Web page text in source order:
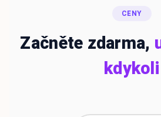
CENY
Začněte zdarma,
kdykoli